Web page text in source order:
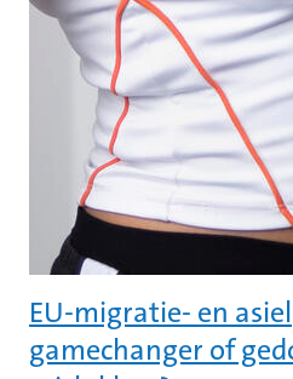
EU-migratie- en
gamechanger of